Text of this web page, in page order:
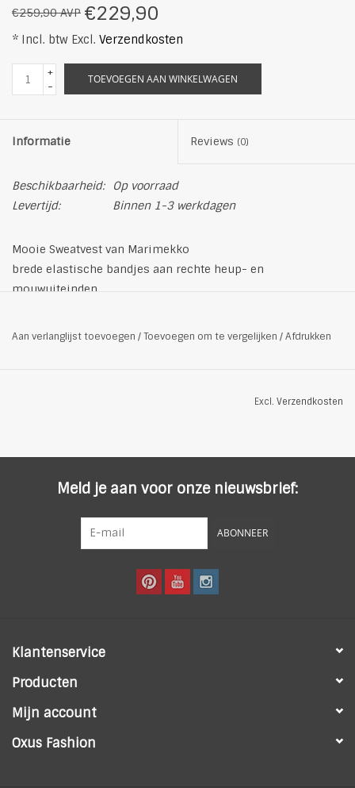
€259,90 AVP €229,90
* Incl. btw Excl. Verzendkosten
+
-
TOEVOEGEN AAN WINKELWAGEN
Informatie Reviews (0)
Beschikbaarheid:
Op voorraad
Levertijd:
Binnen 1-3 werkdagen
Mooie Sweatvest van Marimekko
brede elastische bandjes aan rechte heup- en
mouwuiteinden
Aan verlanglijst toevoegen /Toevoegen om te vergelijken /Afdrukken
Excl. Verzendkosten
Meld je aan voor onze nieuwsbrief:
ABONNEER
Klantenservice
Producten
Mijn account
Oxus Fashion